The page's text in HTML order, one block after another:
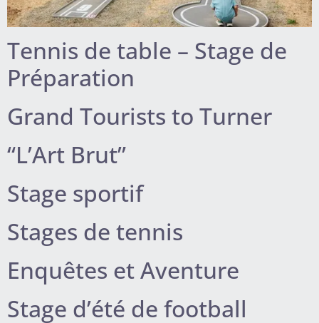
Tennis de table – Stage de
Préparation
Grand Tourists to Turner
“L’Art Brut”
Stage sportif
Stages de tennis
Enquêtes et Aventure
Stage d’été de football